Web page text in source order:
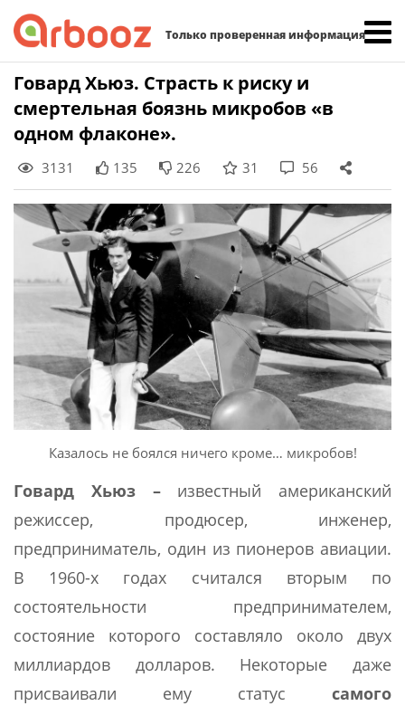
Только проверенная информация
Skip
content
Говард Хьюз. Страсть к риску и
смертельная боязнь микробов «в
одном флаконе».
3131 135 226 31 56
Казалось не боялся ничего кроме… микробов!
Говард Хьюз – известный американский
режиссер, продюсер, инженер,
предприниматель, один из пионеров авиации.
В 1960-х годах считался вторым по
состоятельности предпринимателем,
состояние которого составляло около двух
миллиардов долларов. Некоторые даже
присваивали ему статус самого
Найти: